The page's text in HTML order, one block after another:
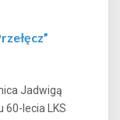
Jadwigą
60-lecia LKS